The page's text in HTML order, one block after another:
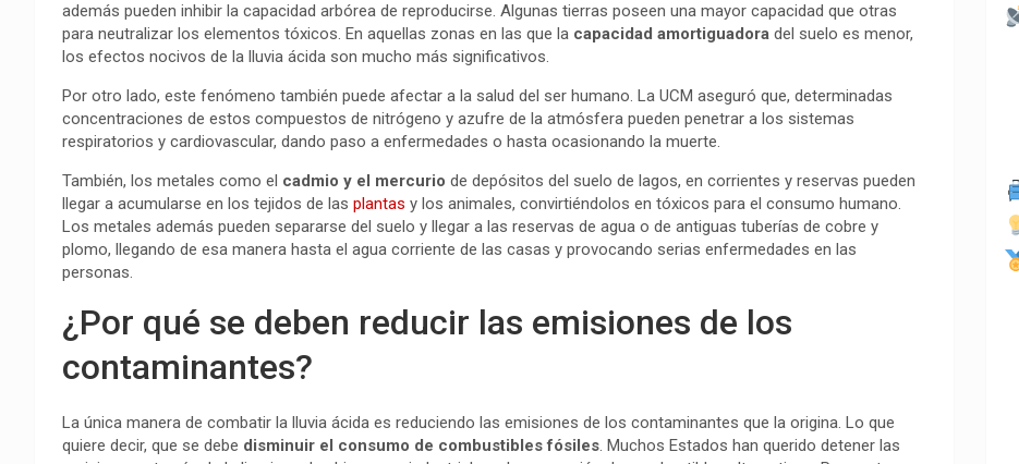
además pueden inhibir la capacidad arbórea de reproducirse. Algunas tierras poseen una mayor capacidad que otras
para neutralizar los elementos tóxicos. En aquellas zonas en las que la capacidad amortiguadora del suelo es menor,
los efectos nocivos de la lluvia ácida son mucho más significativos.
Por otro lado, este fenómeno también puede afectar a la salud del ser humano. La UCM aseguró que, determinadas
concentraciones de estos compuestos de nitrógeno y azufre de la atmósfera pueden penetrar a los sistemas
respiratorios y cardiovascular, dando paso a enfermedades o hasta ocasionando la muerte.
También, los metales como el cadmio y el mercurio de depósitos del suelo de lagos, en corrientes y reservas pueden
llegar a acumularse en los tejidos de las plantas y los animales, convirtiéndolos en tóxicos para el consumo humano.
Los metales además pueden separarse del suelo y llegar a las reservas de agua o de antiguas tuberías de cobre y
plomo, llegando de esa manera hasta el agua corriente de las casas y provocando serias enfermedades en las
personas.
¿Por qué se deben reducir las emisiones de los
contaminantes?
La única manera de combatir la lluvia ácida es reduciendo las emisiones de los contaminantes que la origina. Lo que
quiere decir, que se debe disminuir el consumo de combustibles fósiles. Muchos Estados han querido detener las